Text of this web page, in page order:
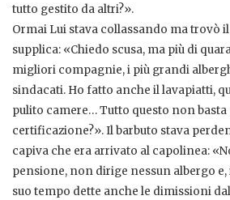
tutto gestito da altri?».
Ormai Lui stava collassando ma trovò
supplica: «Chiedo scusa, ma più di
migliori compagnie, i più grandi
sindacati. Ho fatto anche il lavapiatti,
pulito camere… Tutto questo non basta
certificazione?». Il barbuto stava
capiva che era arrivato al capolinea:
pensione, non dirige nessun albergo e,
suo tempo dette anche le dimissioni